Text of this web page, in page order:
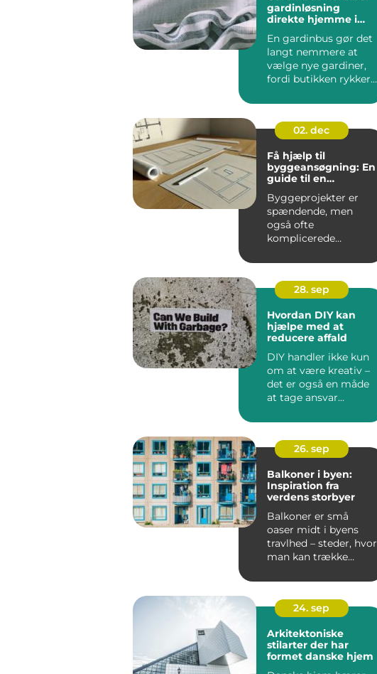
gardinløsning
direkte hjemme i
En gardinbus gør det
langt nemmere at
vælge nye gardiner,
fordi butikken rykker
02. dec
Få hjælp til
byggeansøgning: En
guide til en
Byggeprojekter er
spændende, men
også ofte
komplicerede
indebærer e...
28. sep
Hvordan DIY kan
hjælpe med at
reducere affald
DIY handler ikke kun
om at være kreativ –
det er også en måde
at tage ansvar...
26. sep
Balkoner i byen:
Inspiration fra
verdens storbyer
Balkoner er små
oaser midt i byens
travlhed – steder, hvor
man kan trække
24. sep
Arkitektoniske
stilarter der har
formet danske hjem